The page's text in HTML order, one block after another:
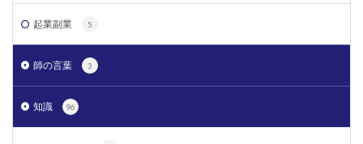
起業副業 5
師の言葉 3
知識 96